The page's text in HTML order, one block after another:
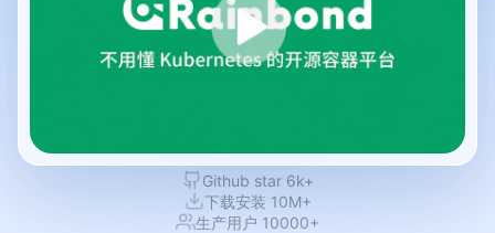
Github star 6k+
下载安装 10M+
生产用户 10000+